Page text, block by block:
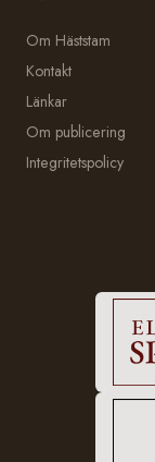
Om Häststam
Kontakt
Länkar
Om publicering
Integritetspolicy